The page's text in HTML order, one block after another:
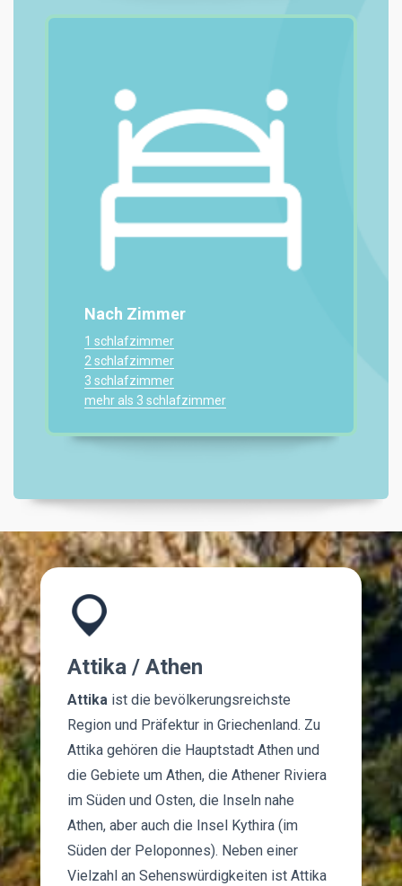
Nach Zimmer
1 schlafzimmer
2 schlafzimmer
3 schlafzimmer
mehr als 3 schlafzimmer
Attika / Athen
Attika ist die bevölkerungsreichste
Region und Präfektur in Griechenland. Zu
Attika gehören die Hauptstadt Athen und
die Gebiete um Athen, die Athener Riviera
im Süden und Osten, die Inseln nahe
Athen, aber auch die Insel Kythira (im
Süden der Peloponnes). Neben einer
Vielzahl an Sehenswürdigkeiten ist Attika